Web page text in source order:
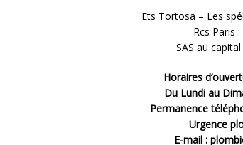
Ets Tortosa – Les
Rcs Paris
SAS au
Horaires
Du Lundi au
Permanence
Urgence
E-mail :